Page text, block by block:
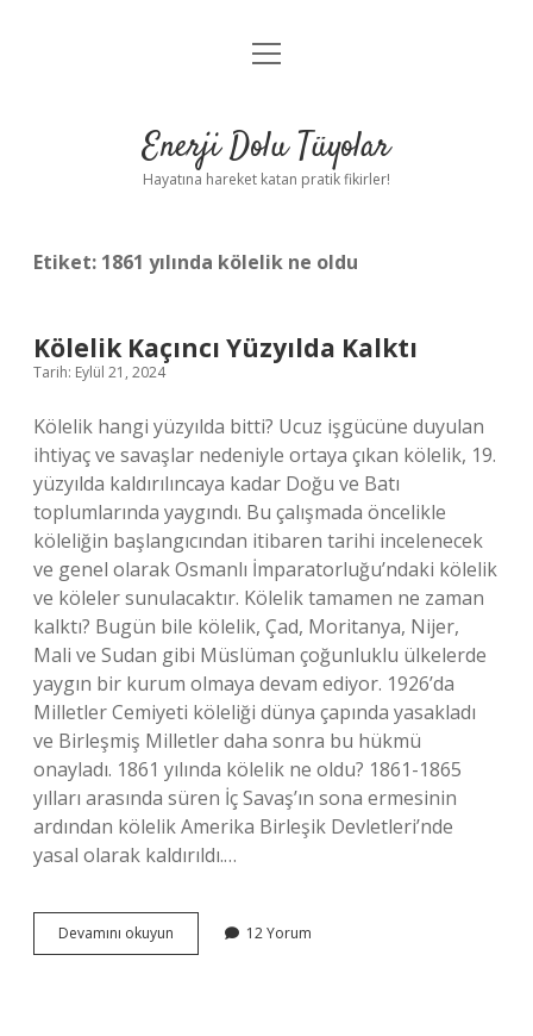
Anasayfa
Yasal Uyarı
menüyü
Enerji Dolu Tüyolar
Hayatına hareket katan pratik fikirler!
Etiket: 1861 yılında kölelik ne oldu
Kölelik Kaçıncı Yüzyılda Kalktı
Tarih: Eylül 21, 2024
Kölelik hangi yüzyılda bitti? Ucuz işgücüne duyulan
ihtiyaç ve savaşlar nedeniyle ortaya çıkan kölelik, 19.
yüzyılda kaldırılıncaya kadar Doğu ve Batı
toplumlarında yaygındı. Bu çalışmada öncelikle
köleliğin başlangıcından itibaren tarihi incelenecek
ve genel olarak Osmanlı İmparatorluğu’ndaki kölelik
ve köleler sunulacaktır. Kölelik tamamen ne zaman
kalktı? Bugün bile kölelik, Çad, Moritanya, Nijer,
Mali ve Sudan gibi Müslüman çoğunluklu ülkelerde
yaygın bir kurum olmaya devam ediyor. 1926’da
Milletler Cemiyeti köleliği dünya çapında yasakladı
ve Birleşmiş Milletler daha sonra bu hükmü
onayladı. 1861 yılında kölelik ne oldu? 1861-1865
yılları arasında süren İç Savaş’ın sona ermesinin
ardından kölelik Amerika Birleşik Devletleri’nde
yasal olarak kaldırıldı.…
Devamını okuyun
Kaçıncı
12 Yorum